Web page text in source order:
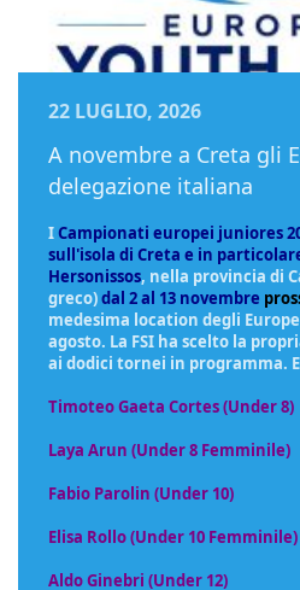
22 LUGLIO, 2026
A novembre a Creta gli
delegazione italiana
ICampionati europei juniores
sull'isola di Creta e in
Hersonissos, nella provincia di
greco)dal 2 al 13 novembre
medesima location degli
agosto. La FSI ha scelto la
ai dodici tornei in programma.
Timoteo Gaeta Cortes (Under 8)
Laya Arun (Under 8 Femminile)
Fabio Parolin (Under 10)
Elisa Rollo (Under 10 Femminile)
Aldo Ginebri (Under 12)